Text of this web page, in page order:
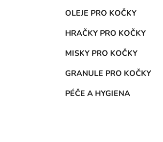
OLEJE PRO KOČKY
HRAČKY PRO KOČKY
MISKY PRO KOČKY
GRANULE PRO KOČKY
PÉČE A HYGIENA